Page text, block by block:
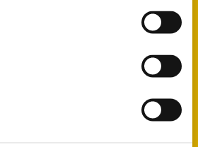
l’impasto in pirottini
Infornate a 180° a